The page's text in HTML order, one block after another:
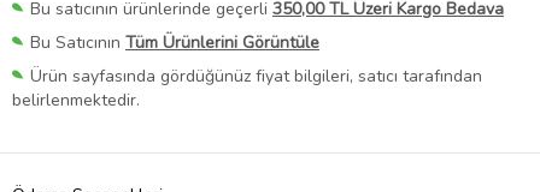
Bu satıcının ürünlerinde geçerli 350,00 TL Üzeri Kargo Bedava
Bu Satıcının Tüm Ürünlerini Görüntüle
Ürün sayfasında gördüğünüz fiyat bilgileri, satıcı tarafından
belirlenmektedir.